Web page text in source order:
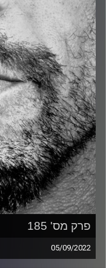
קרדיט תמונות:
פרק מס' 185
05/09/2022